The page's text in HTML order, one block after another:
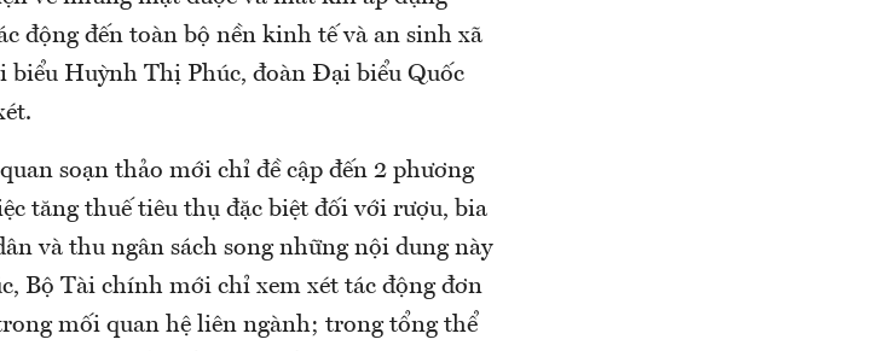
động đến toàn bộ nền kinh tế và an sinh xã
biểu Huỳnh Thị Phúc, đoàn Đại biểu Quốc
soạn thảo mới chỉ đề cập đến 2 phương
tăng thuế tiêu thụ đặc biệt đối với rượu, bia
và thu ngân sách song những nội dung này
Bộ Tài chính mới chỉ xem xét tác động đơn
mối quan hệ liên ngành; trong tổng thể